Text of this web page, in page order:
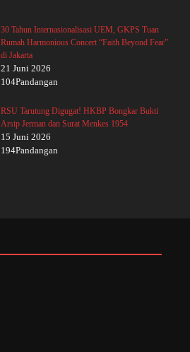
30 Tahun Internasionalisasi UEM, GKPS Tuan
Rumah Harmonious Concert “Faith Beyond Fear”
di Jakarta
21 Juni 2026
104Pandangan
RSU Tarutung Digugat! HKBP Bongkar Bukti
Arsip Jerman dan Surat Menkes 1954
15 Juni 2026
194Pandangan